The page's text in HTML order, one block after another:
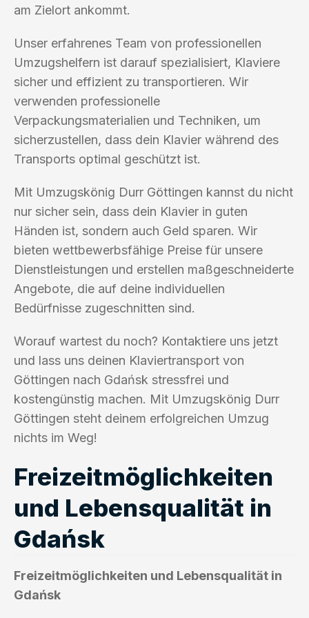
am Zielort ankommt.
Unser erfahrenes Team von professionellen
Umzugshelfern ist darauf spezialisiert, Klaviere
sicher und effizient zu transportieren. Wir
verwenden professionelle
Verpackungsmaterialien und Techniken, um
sicherzustellen, dass dein Klavier während des
Transports optimal geschützt ist.
Mit Umzugskönig Durr Göttingen kannst du nicht
nur sicher sein, dass dein Klavier in guten
Händen ist, sondern auch Geld sparen. Wir
bieten wettbewerbsfähige Preise für unsere
Dienstleistungen und erstellen maßgeschneiderte
Angebote, die auf deine individuellen
Bedürfnisse zugeschnitten sind.
Worauf wartest du noch? Kontaktiere uns jetzt
und lass uns deinen Klaviertransport von
Göttingen nach Gdańsk stressfrei und
kostengünstig machen. Mit Umzugskönig Durr
Göttingen steht deinem erfolgreichen Umzug
nichts im Weg!
Freizeitmöglichkeiten
und Lebensqualität in
Gdańsk
Freizeitmöglichkeiten und Lebensqualität in
Gdańsk